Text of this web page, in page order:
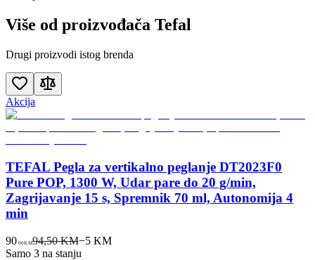
Više od proizvođača Tefal
Drugi proizvodi istog brenda
Akcija
TEFAL Pegla za vertikalno peglanje DT2023F0
Pure POP, 1300 W, Udar pare do 20 g/min,
Zagrijavanje 15 s, Spremnik 70 ml, Autonomija 4
min
90 00KM94,50 KM−5KM
Samo 3 na stanju